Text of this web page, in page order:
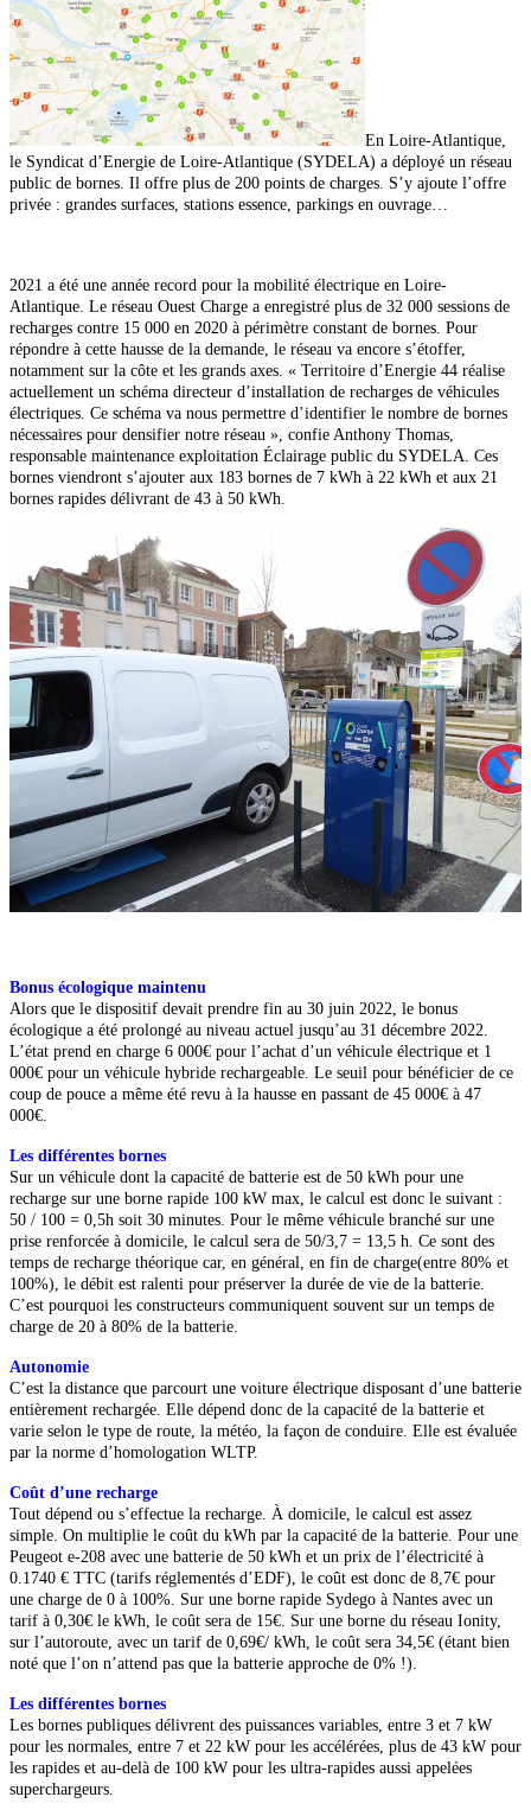
En Loire-Atlantique,
le Syndicat d’Energie de Loire-Atlantique (SYDELA) a déployé un réseau
public de bornes. Il offre plus de 200 points de charges. S’y ajoute l’offre
privée : grandes surfaces, stations essence, parkings en ouvrage…
2021 a été une année record pour la mobilité électrique en Loire-
Atlantique. Le réseau Ouest Charge a enregistré plus de 32 000 sessions de
recharges contre 15 000 en 2020 à périmètre constant de bornes. Pour
répondre à cette hausse de la demande, le réseau va encore s’étoffer,
notamment sur la côte et les grands axes. « Territoire d’Energie 44 réalise
actuellement un schéma directeur d’installation de recharges de véhicules
électriques. Ce schéma va nous permettre d’identifier le nombre de bornes
nécessaires pour densifier notre réseau », confie Anthony Thomas,
responsable maintenance exploitation Éclairage public du SYDELA. Ces
bornes viendront s’ajouter aux 183 bornes de 7 kWh à 22 kWh et aux 21
bornes rapides délivrant de 43 à 50 kWh.
Bonus écologique maintenu
Alors que le dispositif devait prendre fin au 30 juin 2022, le bonus
écologique a été prolongé au niveau actuel jusqu’au 31 décembre 2022.
L’état prend en charge 6 000€ pour l’achat d’un véhicule électrique et 1
000€ pour un véhicule hybride rechargeable. Le seuil pour bénéficier de ce
coup de pouce a même été revu à la hausse en passant de 45 000€ à 47
000€.
Les différentes bornes
Sur un véhicule dont la capacité de batterie est de 50 kWh pour une
recharge sur une borne rapide 100 kW max, le calcul est donc le suivant :
50 / 100 = 0,5h soit 30 minutes. Pour le même véhicule branché sur une
prise renforcée à domicile, le calcul sera de 50/3,7 = 13,5 h. Ce sont des
temps de recharge théorique car, en général, en fin de charge(entre 80% et
100%), le débit est ralenti pour préserver la durée de vie de la batterie.
C’est pourquoi les constructeurs communiquent souvent sur un temps de
charge de 20 à 80% de la batterie.
Autonomie
C’est la distance que parcourt une voiture électrique disposant d’une batterie
entièrement rechargée. Elle dépend donc de la capacité de la batterie et
varie selon le type de route, la météo, la façon de conduire. Elle est évaluée
par la norme d’homologation WLTP.
Coût d’une recharge
Tout dépend ou s’effectue la recharge. À domicile, le calcul est assez
simple. On multiplie le coût du kWh par la capacité de la batterie. Pour une
Peugeot e-208 avec une batterie de 50 kWh et un prix de l’électricité à
0.1740 € TTC (tarifs réglementés d’EDF), le coût est donc de 8,7€ pour
une charge de 0 à 100%. Sur une borne rapide Sydego à Nantes avec un
tarif à 0,30€ le kWh, le coût sera de 15€. Sur une borne du réseau Ionity,
sur l’autoroute, avec un tarif de 0,69€/ kWh, le coût sera 34,5€ (étant bien
noté que l’on n’attend pas que la batterie approche de 0% !).
Les différentes bornes
Les bornes publiques délivrent des puissances variables, entre 3 et 7 kW
pour les normales, entre 7 et 22 kW pour les accélérées, plus de 43 kW pour
les rapides et au-delà de 100 kW pour les ultra-rapides aussi appelées
superchargeurs.